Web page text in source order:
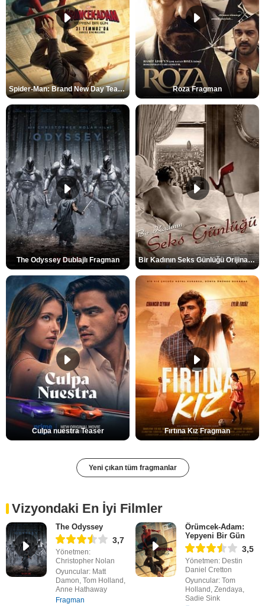
Spider-Man: Brand New Day Teaser Roza Fragman
The Odyssey Dublajlı Fragman Bir Kadının Seks Günlüğü Orijinal Fragman
Culpa nuestra Teaser Fırtına Kız Fragman
Yeni çıkan tüm fragmanlar
Vizyondaki En İyi Filmler
The Odyssey
3,7
Yönetmen:
Christopher Nolan
Oyuncular: Matt
Damon, Tom Holland,
Anne Hathaway
Fragman
Örümcek-Adam:
Yepyeni Bir Gün
3,5
Yönetmen: Destin
Daniel Cretton
Oyuncular: Tom
Holland, Zendaya,
Sadie Sink